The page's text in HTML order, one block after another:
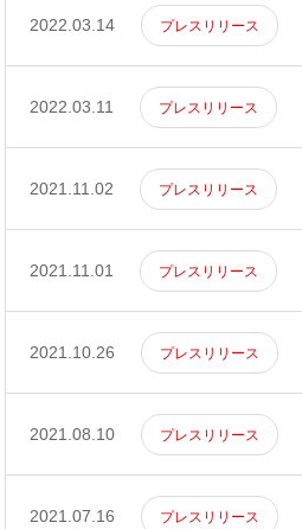
2022.03.14 プレスリリース
2022.03.11 プレスリリース
2021.11.02 プレスリリース
2021.11.01 プレスリリース
2021.10.26 プレスリリース
2021.08.10 プレスリリース
2021.07.16 プレスリリース